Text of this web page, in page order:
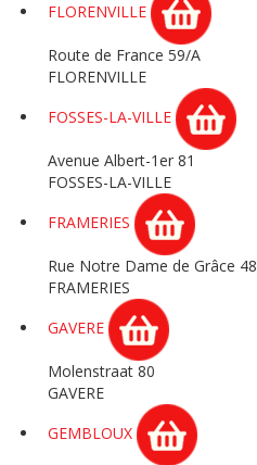
FLORENVILLE
Route de France 59/A
FLORENVILLE
FOSSES-LA-VILLE
Avenue Albert-1er 81
FOSSES-LA-VILLE
FRAMERIES
Rue Notre Dame de Grâce 48
FRAMERIES
GAVERE
Molenstraat 80
GAVERE
GEMBLOUX